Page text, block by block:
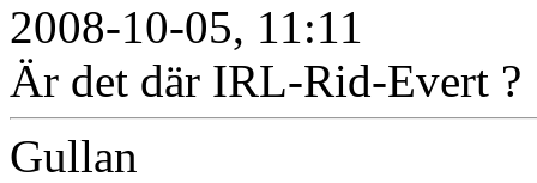
2008-10-05, 11:11
Är det där IRL-Rid-Evert ?
Gullan